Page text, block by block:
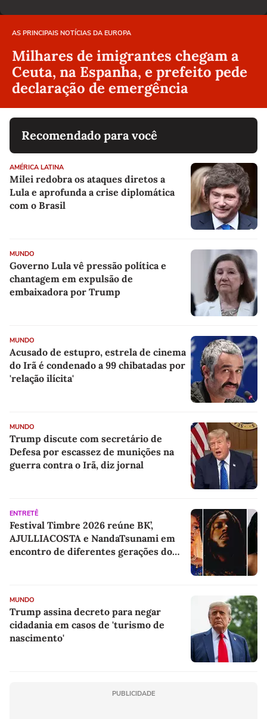
AS PRINCIPAIS NOTÍCIAS DA EUROPA
Milhares de imigrantes chegam a
Ceuta, na Espanha, e prefeito pede
declaração de emergência
Recomendado para você
AMÉRICA LATINA
Milei redobra os ataques diretos a
Lula e aprofunda a crise diplomática
com o Brasil
MUNDO
Governo Lula vê pressão política e
chantagem em expulsão de
embaixadora por Trump
MUNDO
Acusado de estupro, estrela de cinema
do Irã é condenado a 99 chibatadas por
'relação ilícita'
MUNDO
Trump discute com secretário de
Defesa por escassez de munições na
guerra contra o Irã, diz jornal
ENTRETÊ
Festival Timbre 2026 reúne BK’,
AJULLIACOSTA e NandaTsunami em
encontro de diferentes gerações do
MUNDO
Trump assina decreto para negar
cidadania em casos de 'turismo de
nascimento'
PUBLICIDADE